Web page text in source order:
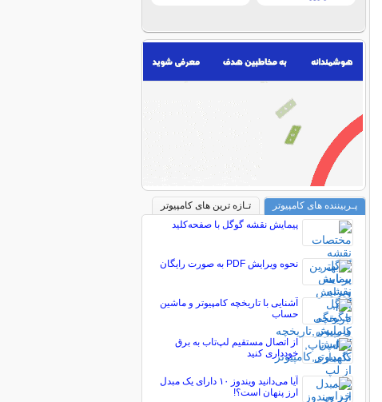
پـربیننده های کامپیوتر
تـازه ترین های کامپیوتر
پیمایش نقشه گوگل با صفحه‌کلید
نحوه ویرایش PDF به صورت رایگان
آشنایی با تاریخچه کامپیوتر و ماشین
حساب
از اتصال مستقیم لپ‌تاب به برق
خودداری کنید
آیا می‌دانید ویندوز ۱۰ دارای یک مبدل
ارز پنهان است؟!